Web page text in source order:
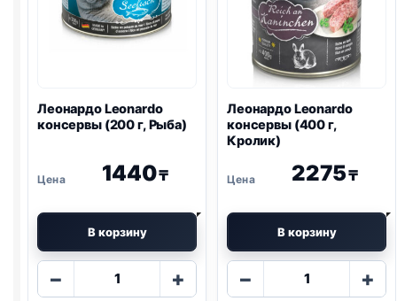
Леонардо Leonardo
консервы (200 г, Рыба)
1440₸
В корзину
−
Количество
+
Леонардо Leonardo
консервы (400 г,
Кролик)
2275₸
В корзину
−
Количество
+